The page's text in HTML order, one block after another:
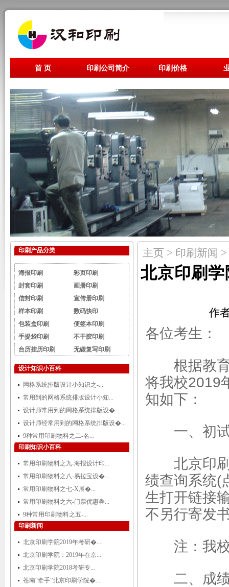
首 页 印刷公司简介 印刷价格
主页 > 印刷新闻 >
北京印刷
作
各位考生：
根据教育
将我校2019
知如下：
一、初试
北京印刷
绩查询系统(
生打开链接
不另行寄发
注：我校
二、成绩
印刷产品分类
海报印刷
彩页印刷
封套印刷
画册印刷
信封印刷
宣传册印刷
样本印刷
数码快印
包装盒印刷
便签本印刷
手提袋印刷
不干胶印刷
台历挂历印刷
无碳复写印刷
设计知识小百科
网格系统排版设计小知识之-...
常用到的网格系统排版设计小知...
设计师常用到的网格系统排版设�...
设计师经常用到的网格系统排版设�...
9种常用印刷物料之二-名...
印刷知识小百科
常用印刷物料之九-海报设计印...
常用印刷物料之八-易拉宝设�...
常用印刷物料之七-X展�...
常用印刷物料之六-门票优惠券...
9种常用印刷物料之五-...
印刷新闻
北京印刷学院2019年考研�...
北京印刷学院：2019年在京...
北京印刷学院2018考研专...
苍南“牵手”北京印刷学院�...